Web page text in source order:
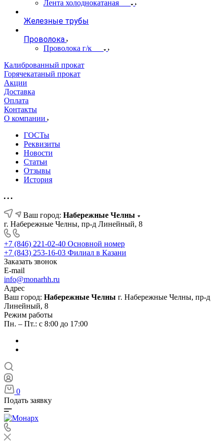
Лента холоднокатаная
Железные трубы
Проволока
Проволока г/к
Калиброванный прокат
Горячекатаный прокат
Акции
Доставка
Оплата
Контакты
О компании
ГОСТы
Реквизиты
Новости
Статьи
Отзывы
История
Ваш город: Набережные Челны
г. Набережные Челны, пр-д Линейный, 8
+7 (846) 221-02-40 Основной номер
+7 (843) 253-16-03 Филиал в Казани
Заказать звонок
E-mail
info@monarhh.ru
Адрес
Ваш город: Набережные Челны г. Набережные Челны, пр-д
Линейный, 8
Режим работы
Пн. – Пт.: с 8:00 до 17:00
0
Подать заявку